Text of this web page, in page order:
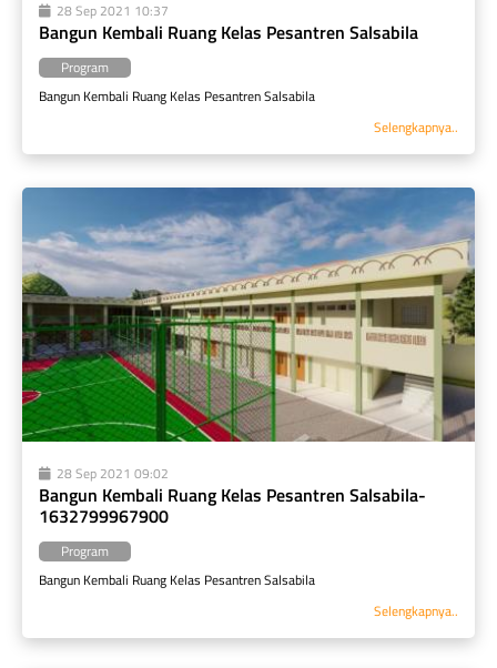
28 Sep 2021 10:37
Bangun Kembali Ruang Kelas Pesantren Salsabila
Program
Bangun Kembali Ruang Kelas Pesantren Salsabila
Selengkapnya..
28 Sep 2021 09:02
Bangun Kembali Ruang Kelas Pesantren Salsabila-
1632799967900
Program
Bangun Kembali Ruang Kelas Pesantren Salsabila
Selengkapnya..